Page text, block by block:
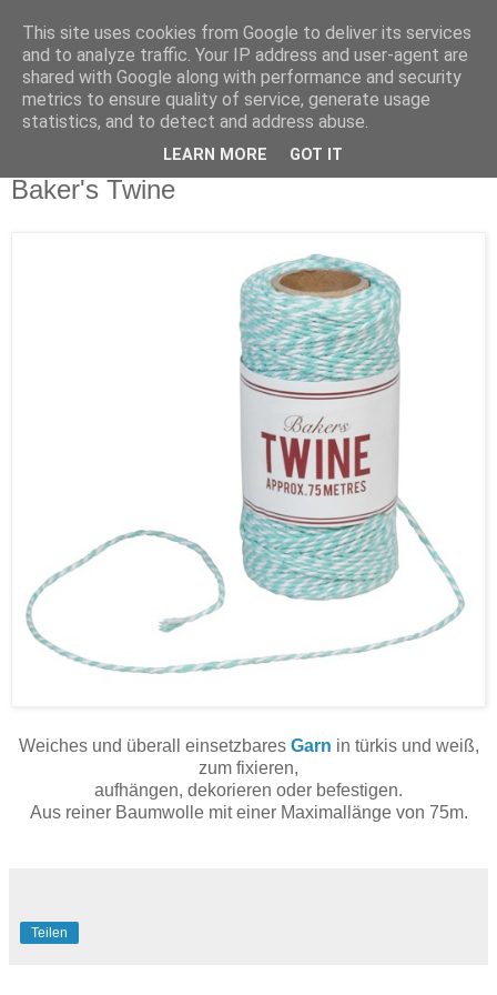
Baker's Twine
Weiches und überall einsetzbares Garn in türkis und weiß,
zum fixieren,
aufhängen, dekorieren oder befestigen.
Aus reiner Baumwolle mit einer Maximallänge von 75m.
Teilen
This site uses cookies from Google to deliver its services
and to analyze traffic. Your IP address and user-agent are
shared with Google along with performance and security
metrics to ensure quality of service, generate usage
statistics, and to detect and address abuse.
LEARN MORE GOT IT